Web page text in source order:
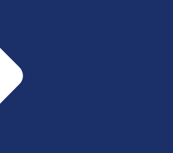
van einde project worden
zal de scope, zoals die in het Plan
de realisatiefase staat
(en die overeenkomt met de
gerealiseerd
door het waterschap.